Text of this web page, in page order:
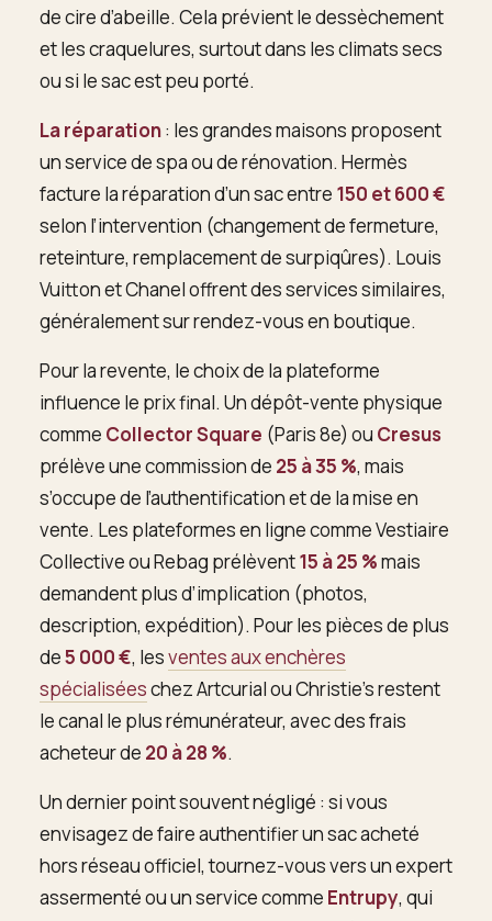
de cire d’abeille. Cela prévient le dessèchement
et les craquelures, surtout dans les climats secs
ou si le sac est peu porté.
La réparation: les grandes maisons proposent
un service de spa ou de rénovation. Hermès
facture la réparation d’un sac entre 150 et 600 €
selon l’intervention (changement de fermeture,
reteinture, remplacement de surpiqûres). Louis
Vuitton et Chanel offrent des services similaires,
généralement sur rendez-vous en boutique.
Pour la revente, le choix de la plateforme
influence le prix final. Un dépôt-vente physique
comme Collector Square (Paris 8e) ou Cresus
prélève une commission de 25 à 35 %, mais
s’occupe de l’authentification et de la mise en
vente. Les plateformes en ligne comme Vestiaire
Collective ou Rebag prélèvent15 à 25 %mais
demandent plus d’implication (photos,
description, expédition). Pour les pièces de plus
de5 000 €, lesventes aux enchères
spécialiséeschez Artcurial ou Christie’s restent
le canal le plus rémunérateur, avec des frais
acheteur de 20 à 28 %.
Un dernier point souvent négligé : si vous
envisagez de faire authentifier un sac acheté
hors réseau officiel, tournez-vous vers un expert
assermenté ou un service comme Entrupy, qui